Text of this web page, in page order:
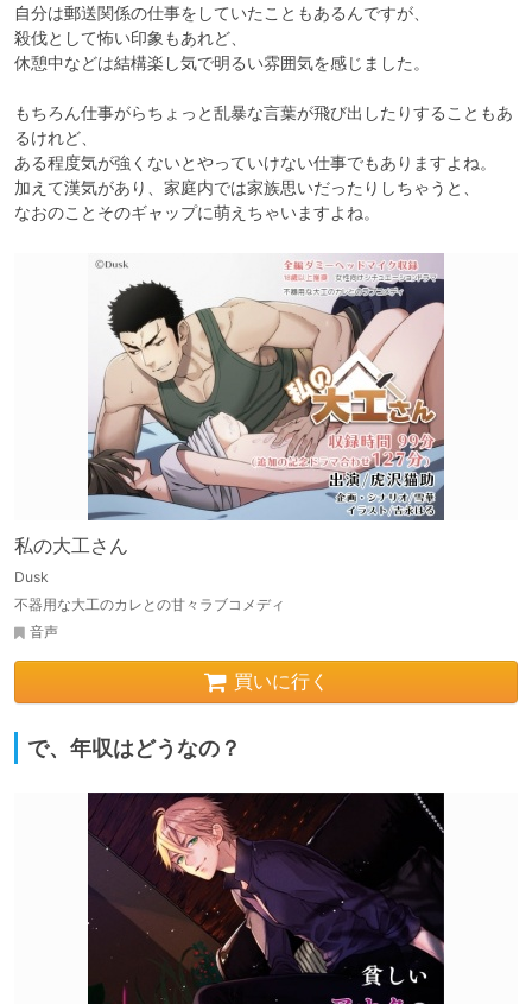
自分は郵送関係の仕事をしていたこともあるんですが、
殺伐として怖い印象もあれど、
休憩中などは結構楽し気で明るい雰囲気を感じました。
もちろん仕事がらちょっと乱暴な言葉が飛び出したりすることもあ
るけれど、
ある程度気が強くないとやっていけない仕事でもありますよね。
加えて漢気があり、家庭内では家族思いだったりしちゃうと、
なおのことそのギャップに萌えちゃいますよね。
私の大工さん
Dusk
不器用な大工のカレとの甘々ラブコメディ
音声
買いに行く
で、年収はどうなの？